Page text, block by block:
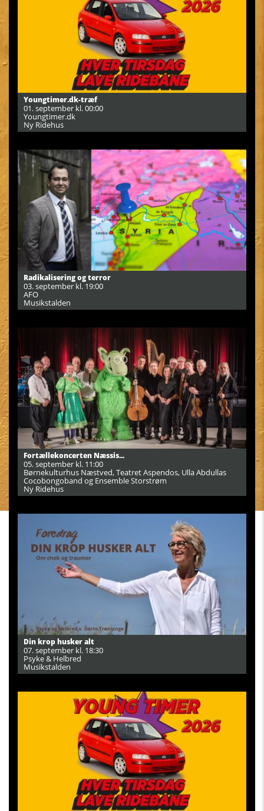
Youngtimer.dk-træf
01. september kl. 00:00
Youngtimer.dk
Ny Ridehus
Radikalisering og terror
03. september kl. 19:00
AFO
Musikstalden
Fortællekoncerten Næssis...
05. september kl. 11:00
Børnekulturhus Næstved, Teatret Aspendos, Ulla Abdullas
Cocobongoband og Ensemble Storstrøm
Ny Ridehus
Din krop husker alt
07. september kl. 18:30
Psyke & Helbred
Musikstalden